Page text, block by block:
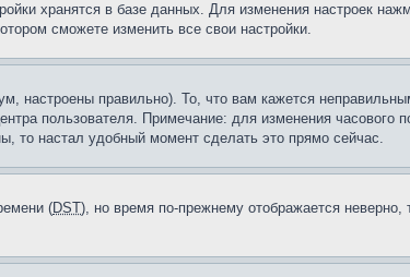
хранятся в базе данных. Для изменения настроек
сможете изменить все свои настройки.
настроены правильно). То, что вам кажется
пользователя. Примечание: для изменения часового
то настал удобный момент сделать это прямо сейчас.
(DST), но время по-прежнему отображается неверно,